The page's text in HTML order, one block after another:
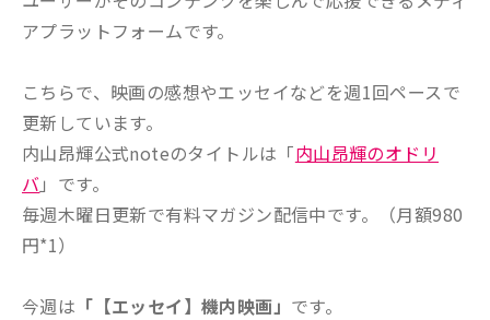
アプラットフォームです。
こちらで、映画の感想やエッセイなどを週1回ペースで
更新しています。
内山昂輝公式noteのタイトルは「内山昂輝のオドリ
バ 」です。
毎週木曜日更新で有料マガジン配信中です。（月額980
円*1）
今週は 「【エッセイ】機内映画」 です。